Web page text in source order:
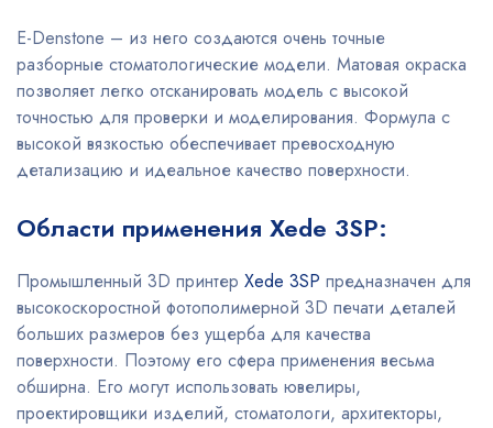
E-Denstone – из него создаются очень точные
разборные стоматологические модели. Матовая окраска
позволяет легко отсканировать модель с высокой
точностью для проверки и моделирования. Формула с
высокой вязкостью обеспечивает превосходную
детализацию и идеальное качество поверхности.
Области применения Xede 3SP:
Промышленный 3D принтер Xede 3SP предназначен для
высокоскоростной фотополимерной 3D печати деталей
больших размеров без ущерба для качества
поверхности. Поэтому его сфера применения весьма
обширна. Его могут использовать ювелиры,
проектировщики изделий, стоматологи, архитекторы,